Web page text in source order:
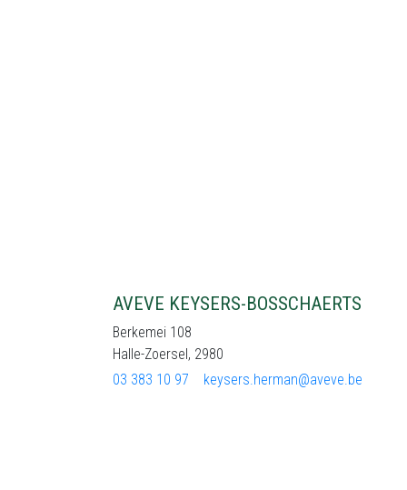
AVEVE KEYSERS-BOSSCHAERTS
Berkemei 108
Halle-Zoersel, 2980
03 383 10 97
keysers.herman@aveve.be